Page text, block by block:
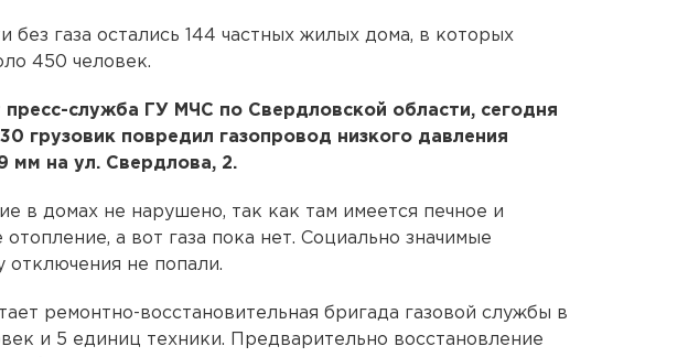
без газа остались 144 частных жилых дома, в которых
450 человек.
служба ГУ МЧС по Свердловской области, сегодня
грузовик повредил газопровод низкого давления
мм на ул. Свердлова, 2.
в домах не нарушено, так как там имеется печное и
отопление, а вот газа пока нет. Социально значимые
отключения не попали.
ремонтно-восстановительная бригада газовой службы в
и 5 единиц техники. Предварительно восстановление